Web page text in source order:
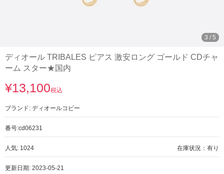
3 / 5
ディオール TRIBALES ピアス 激安ロング ゴールド CDチャ
ーム スター★国内
¥13,100税込
ブランド: ディオールコピー
番号:cd06231
人気: 1024 在庫状況：有り
更新日期: 2023-05-21